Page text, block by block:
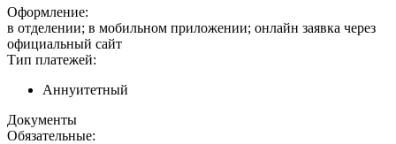
Оформление:
в отделении; в мобильном приложении; онлайн заявка через
официальный сайт
Тип платежей:
Аннуитетный
Документы
Обязательные: